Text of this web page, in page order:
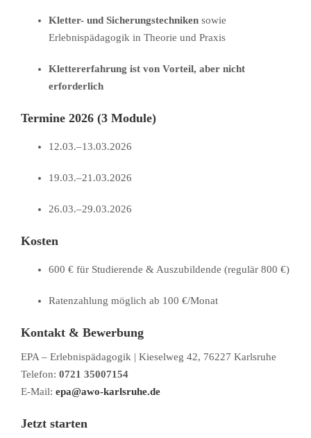
Kletter- und Sicherungstechniken sowie
Erlebnispädagogik in Theorie und Praxis
Klettererfahrung ist von Vorteil, aber nicht
erforderlich
Termine 2026 (3 Module)
12.03.–13.03.2026
19.03.–21.03.2026
26.03.–29.03.2026
Kosten
600 € für Studierende & Auszubildende (regulär 800 €)
Ratenzahlung möglich ab 100 €/Monat
Kontakt & Bewerbung
EPA – Erlebnispädagogik | Kieselweg 42, 76227 Karlsruhe
Telefon: 0721 35007154
E-Mail: epa@awo-karlsruhe.de
Jetzt starten